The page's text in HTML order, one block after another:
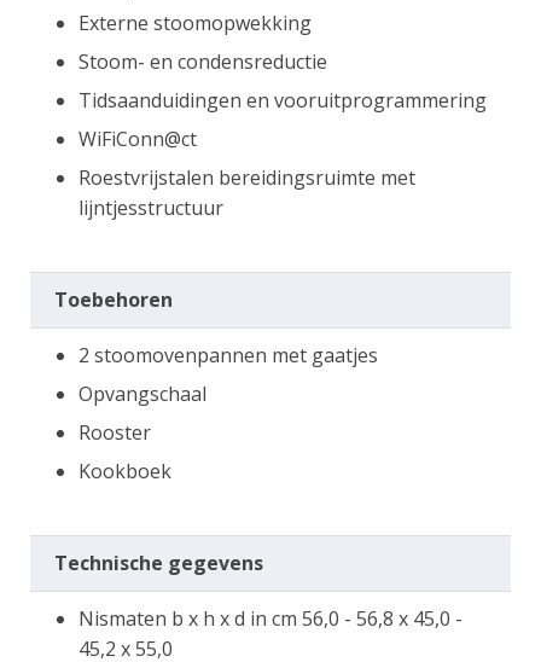
Externe stoomopwekking
Stoom- en condensreductie
Tidsaanduidingen en vooruitprogrammering
WiFiConn@ct
Roestvrijstalen bereidingsruimte met
lijntjesstructuur
Toebehoren
2 stoomovenpannen met gaatjes
Opvangschaal
Rooster
Kookboek
Technische gegevens
Nismaten b x h x d in cm 56,0 - 56,8 x 45,0 -
45,2 x 55,0